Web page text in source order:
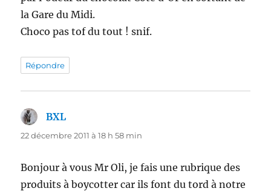
la Gare du Midi.
Choco pas tof du tout ! snif.
Répondre
BXL
22 décembre 2011 à 18 h 58 min
Bonjour à vous Mr Oli, je fais une rubrique des
produits à boycotter car ils font du tord à notre